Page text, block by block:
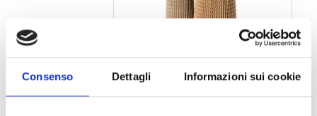
Consenso Dettagli Informazioni sui cookie